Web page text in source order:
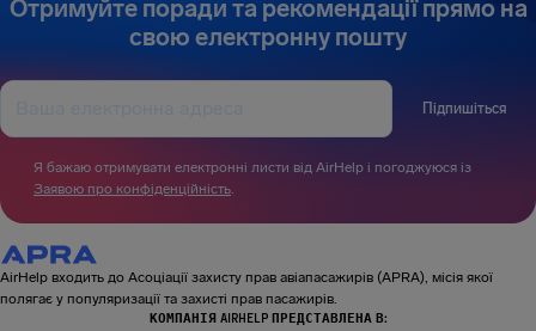
Отримуйте поради та рекомендації прямо на
свою електронну пошту
Підпишіться
Я бажаю отримувати електронні листи від AirHelp і погоджуюся із
Заявою про конфіденційність.
AirHelp входить до Асоціації захисту прав авіапасажирів (APRA), місія якої
полягає у популяризації та захисті прав пасажирів.
КОМПАНІЯ AIRHELP ПРЕДСТАВЛЕНА В: